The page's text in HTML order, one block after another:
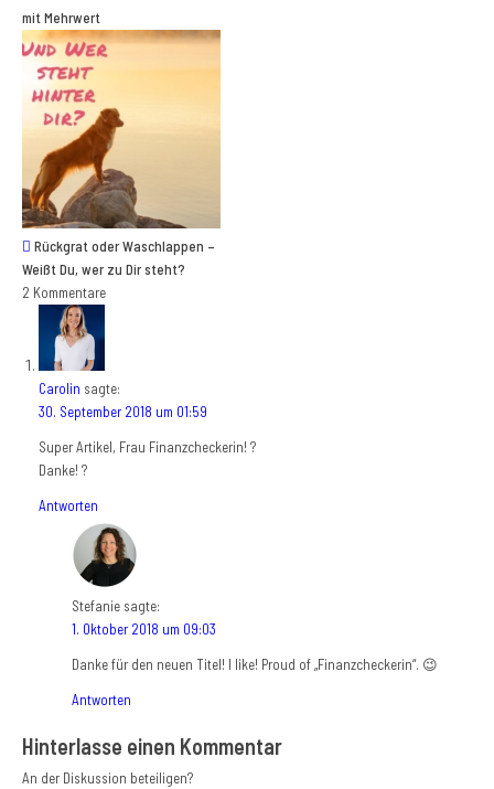
mit Mehrwert
Rückgrat oder Waschlappen –
Weißt Du, wer zu Dir steht?
2 Kommentare
Carolin sagte:
30. September 2018 um 01:59
Super Artikel, Frau Finanzcheckerin! ?
Danke! ?
Antworten
Stefanie sagte:
1. Oktober 2018 um 09:03
Danke für den neuen Titel! I like! Proud of „Finanzcheckerin“. 😉
Antworten
Hinterlasse einen Kommentar
An der Diskussion beteiligen?